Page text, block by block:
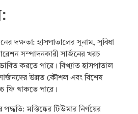
দক্ষতা: হাসপাতালের সুনাম, সুবিধা
সম্পাদনকারী সার্জনের খরচ
করতে পারে। বিখ্যাত হাসপাতাল
উন্নত কৌশল এবং বিশেষ
ফি থাকতে পারে।
পদ্ধতি: মস্তিষ্কের টিউমার নির্ণয়ের